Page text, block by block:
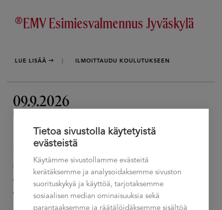
®EMV Esimiesvalmennus Jyväskylä
LUE LISÄÄ ILMOITTAUDU KOULUTUKSEEN
09.9.2026
KESKIVIIKKO
Talement Oy
Vantaakoskentie 14
Vantaa
Tietoa sivustolla käytetyistä
evästeistä
Käytämme sivustollamme evästeitä
kerätäksemme ja analysoidaksemme sivuston
suorituskykyä ja käyttöä, tarjotaksemme
sosiaalisen median ominaisuuksia sekä
parantaaksemme ja räätälöidäksemme sisältöä